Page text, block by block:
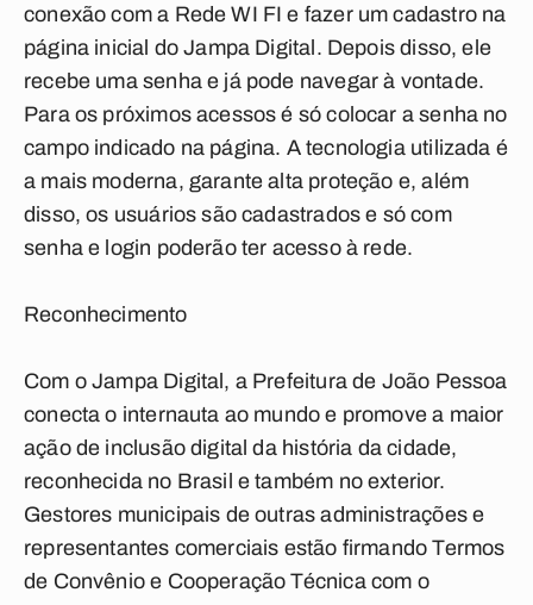
conexão com a Rede WI FI e fazer um cadastro na
página inicial do Jampa Digital. Depois disso, ele
recebe uma senha e já pode navegar à vontade.
Para os próximos acessos é só colocar a senha no
campo indicado na página. A tecnologia utilizada é
a mais moderna, garante alta proteção e, além
disso, os usuários são cadastrados e só com
senha e login poderão ter acesso à rede.
Reconhecimento
Com o Jampa Digital, a Prefeitura de João Pessoa
conecta o internauta ao mundo e promove a maior
ação de inclusão digital da história da cidade,
reconhecida no Brasil e também no exterior.
Gestores municipais de outras administrações e
representantes comerciais estão firmando Termos
de Convênio e Cooperação Técnica com o